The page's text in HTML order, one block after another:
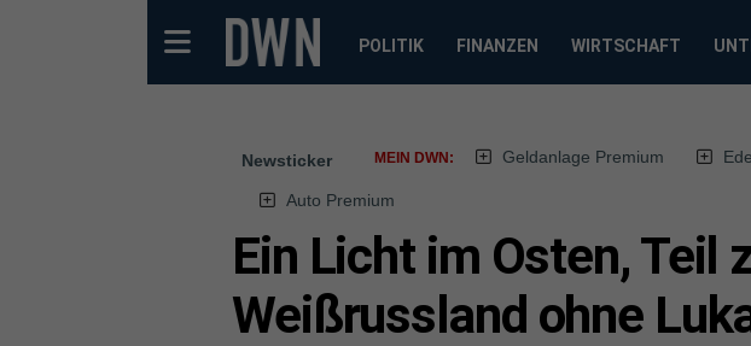
POLITIK FINANZEN WIRTSCHAFT
Newsticker MEIN DWN: Geldanlage Premium
Auto Premium
Ein Licht im Osten, Teil
Weißrussland ohne